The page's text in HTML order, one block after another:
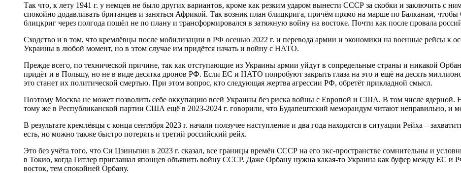
Так что, к лету 1941 г. у немцев не было других вариантов, кроме как резким ударом вынести СССР за скобки и заключить с
спокойно додавливать британцев и заняться Африкой. Так возник план блицкрига, причём прямо на марше по Балканам,
блицкриг через полгода пошёл не по плану и трансформировался в затяжную войну на востоке. Почти как после провала
Сходство и в том, что кремлёвцы после мобилизации в РФ осенью 2022 г. и перевода армии и экономики на военные рейсы к
Украины в любой момент, но в этом случае им придётся начать и войну с НАТО.
Прежде всего, по технической причине, так как отступающие из Украины армии уйдут в сопредельные страны и никакой
придёт и в Польшу, но не в виде десятка дронов РФ. Если ЕС и НАТО попробуют закрыть глаза на это и ещё на десять
это станет их политической смертью. При этом вопрос, кто следующая жертва агрессии РФ, обретёт прикладной смысл.
Поэтому Москва не может позволить себе оккупацию всей Украины без риска войны с Европой и США. В том числе
тому же в Республиканской партии США ещё в 2023-2024 г. говорили, что Будапештский меморандум читают неправильно, и
В результате кремлёвцы с конца сентября 2023 г. начали ползучее наступление и два года находятся в ситуации Рейха –
есть, но можно также быстро потерять и третий российский рейх.
Это без учёта того, что Си Цзиньпин в 2023 г. сказал, все границы времён СССР на его экс-пространстве сомнительны и
в Токио, когда Гитлер приглашал японцев объявить войну СССР. Даже Орбану нужна какая-то Украина как буфер между ЕС и
восток, тем спокойней Орбану.